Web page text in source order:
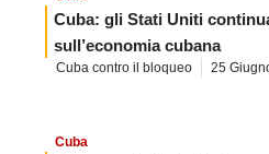
Cuba: gli Stati Uniti
sull’economia cubana
Cuba contro il bloqueo 25
Cuba